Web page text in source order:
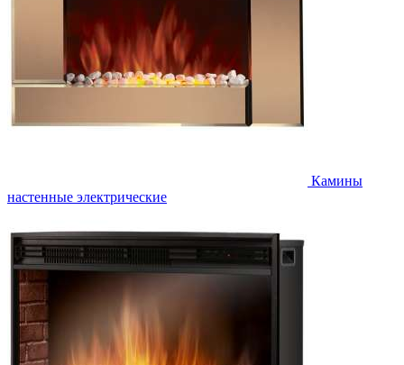
Камины
настенные электрические